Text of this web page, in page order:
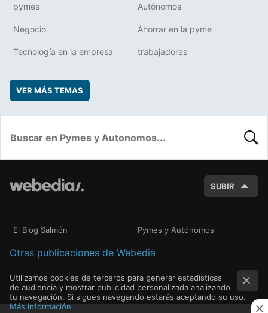
pymes Autónomos
Negocio Ahorrar en la pyme
Tecnología en la empresa trabajadores
VER MÁS TEMAS
SUBIR
El Blog Salmón Pymes y Autónomos
Otras publicaciones de Webedia
Utilizamos cookies de terceros para generar estadísticas
de audiencia y mostrar publicidad personalizada analizando
tu navegación. Si sigues navegando estarás aceptando su uso.
Más información